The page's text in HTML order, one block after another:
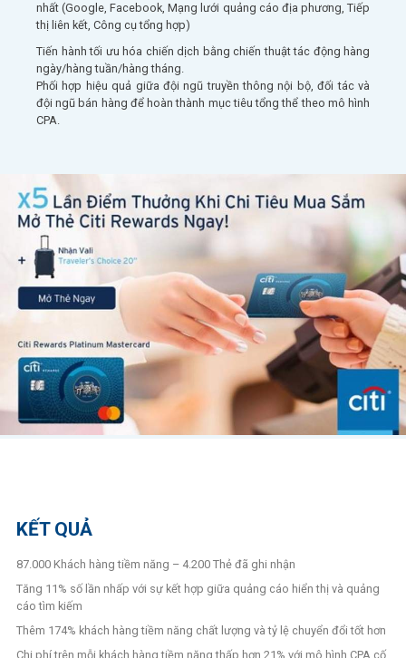
nhất (Google, Facebook, Mạng lưới quảng cáo địa phương, Tiếp
thị liên kết, Công cụ tổng hợp)
Tiến hành tối ưu hóa chiến dịch bằng chiến thuật tác động hàng
ngày/hàng tuần/hàng tháng.
Phối hợp hiệu quả giữa đội ngũ truyền thông nội bộ, đối tác và
đội ngũ bán hàng để hoàn thành mục tiêu tổng thể theo mô hình
CPA.
KẾT QUẢ
87.000 Khách hàng tiềm năng – 4.200 Thẻ đã ghi nhận
Tăng 11% số lần nhấp với sự kết hợp giữa quảng cáo hiển thị và quảng
cáo tìm kiếm
Thêm 174% khách hàng tiềm năng chất lượng và tỷ lệ chuyển đổi tốt hơn
Chi phí trên mỗi khách hàng tiềm năng thấp hơn 21% với mô hình CPA cố